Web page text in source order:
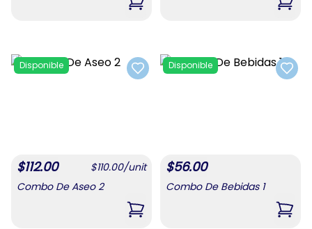
,Combo Para Mamá #4 ,
Add to favorites
Disponible
$112.00 $110.00/unit
Combo De Aseo 2
,Combo De Aseo 2
Add
Disponible
$56.00
Combo De Bebidas 1
,